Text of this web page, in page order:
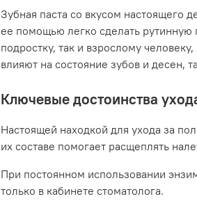
Зубная паста со вкусом настоящего
ее помощью легко сделать рутинную
подростку, так и взрослому
влияют на состояние зубов и десен,
Ключевые достоинства
Настоящей находкой для ухода за
их составе помогает расщеплять
При постоянном использовании
только в кабинете стоматолога.